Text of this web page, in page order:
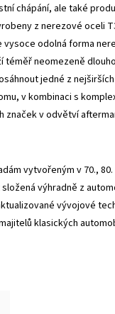
chápání, ale také
z nerezové oceli
odolná forma
neomezeně
jedné z
v kombinaci s
značek v odvětví
vytvořeným v 70.,
výhradně z
vývojové
klasických